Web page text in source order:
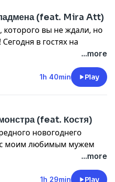
(feat. Mira Att)
которого вы не ждали, но
в гостях на
бьюти, Мирочка
одновременно и жутко, и
Уверена, что вам
и прослушивания
mira_att2
...more
1h 40min Play
(feat. Костя)
новогоднего
с моим любимым мужем
голосом на фоне в моих
оценивать выпуски с ним
что подкасты с Костей
...more
1h 29min Play